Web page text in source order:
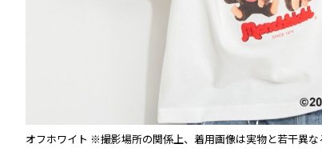
オフホワイト ※撮影場所の関係上、着用画像は実物と若干異な